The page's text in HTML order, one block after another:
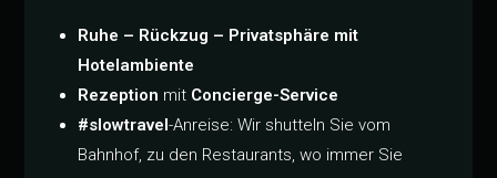
Ruhe – Rückzug – Privatsphäre mit
Hotelambiente
Rezeption mit Concierge-Service
#slowtravel-Anreise: Wir shutteln Sie vom
Bahnhof, zu den Restaurants, wo immer Sie